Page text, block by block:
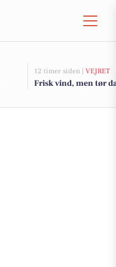
12 timer siden | VEJRET
Frisk vind, men tør